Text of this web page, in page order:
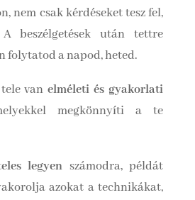
nem csak kérdéseket tesz fel,
beszélgetések után tettre
folytatod a napod, heted.
tele vanelméleti és gyakorlati
megkönnyíti a te
legyen számodra, példát
azokat a technikákat,